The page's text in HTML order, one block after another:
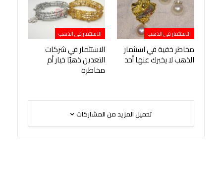
الاستثمار فى الذهب
مخاطر خفية في استثمار
الذهب لا يخبرك عنها أحد
الاستثمار فى الذهب
الاستثمار في شركات
التعدين ذهبًا خيار أم
مخاطرة
تحميل المزيد من المشاركات